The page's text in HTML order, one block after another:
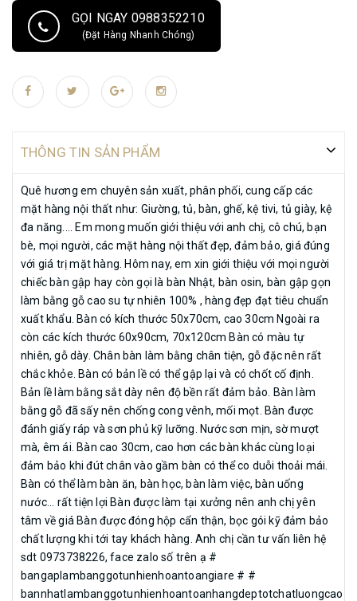
rất đảm bảo. Bàn làm bằng gỗ đã sấy nên chống cong vênh, mối mọt.
Bàn được đánh giấy ráp và sơn phủ kỹ lưỡng. Nước sơn mịn, sờ mượt
mà, êm ái. Bàn cao 30cm, cao hơn các bàn khác cùng loại đảm bảo
bàn ăn, bàn học, bàn làm việc, bàn uống nước... rất tiện lợi Bàn được
làm tại xưởng nên anh chị yên tâm về giá Bàn được đóng hộp cẩn thận,
vấn liên hệ sdt 0973738226, face zalo số trên ạ #
banosinlambanggotunhiengiaredepben #
GỌI NGAY 0988352210
(Đặt Hàng Nhanh Chóng)
THÔNG TIN SẢN PHẨM
Quê hương em chuyên sản xuất, phân phối, cung cấp các
mặt hàng nội thất như: Giường, tủ, bàn, ghế, kệ tivi, tủ giày, kệ
đa năng.... Em mong muốn giới thiệu với anh chị, cô chú, bạn
bè, mọi người, các mặt hàng nội thất đẹp, đảm bảo, giá đúng
với giá trị mặt hàng. Hôm nay, em xin giới thiệu với mọi người
chiếc bàn gập hay còn gọi là bàn Nhật, bàn osin, bàn gập gọn
làm bằng gỗ cao su tự nhiên 100% , hàng đẹp đạt tiêu chuẩn
xuất khẩu. Bàn có kích thước 50x70cm, cao 30cm Ngoài ra
còn các kích thước 60x90cm, 70x120cm Bàn có màu tự
nhiên, gỗ dày. Chân bàn làm bằng chân tiện, gỗ đặc nên rất
chắc khỏe. Bàn có bản lề có thể gập lại và có chốt cố định.
Bản lề làm bằng sắt dày nên độ bền rất đảm bảo. Bàn làm
bằng gỗ đã sấy nên chống cong vênh, mối mọt. Bàn được
đánh giấy ráp và sơn phủ kỹ lưỡng. Nước sơn mịn, sờ mượt
mà, êm ái. Bàn cao 30cm, cao hơn các bàn khác cùng loại
đảm bảo khi đút chân vào gầm bàn có thể co duỗi thoải mái.
Bàn có thể làm bàn ăn, bàn học, bàn làm việc, bàn uống
nước... rất tiện lợi Bàn được làm tại xưởng nên anh chị yên
tâm về giá Bàn được đóng hộp cẩn thận, bọc gói kỹ đảm bảo
chất lượng khi tới tay khách hàng. Anh chị cần tư vấn liên hệ
sdt 0973738226, face zalo số trên ạ #
bangaplambanggotunhienhoantoangiare # #
bannhatlambanggotunhienhoantoanhangdeptotchatluongcao